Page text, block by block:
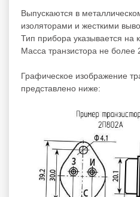
Выпускаются в
изоляторами и жесткими
Тип прибора указывается на
Масса транзистора не более
Графическое изображение
представлено ниже: